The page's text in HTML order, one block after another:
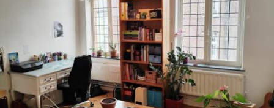
Maison indépendante avec 4 belles chambres (3x20m2 +
1x12m2) à louer pour étudiant(e)s, au calme avec jardin.
Uniquement bail 12 mois 01/09/2026 - 31/08/2027 Pas de
domiciliation possible Pas d'animal Reste 1 chambres libre
Planchers en bois, chambres lumineuses. Cour intérieure, jardin
100m2,...